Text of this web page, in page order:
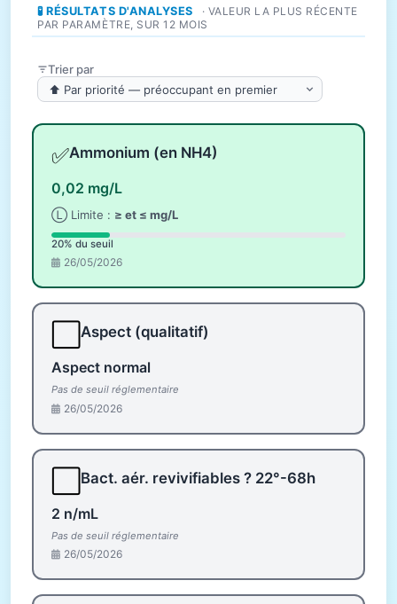
🧪 RÉSULTATS D'ANALYSES
· VALEUR LA PLUS RÉCENTE
PAR PARAMÈTRE, SUR 12 MOIS
Trier par
✅Ammonium (en NH4)
0,02 mg/L
Ⓛ Limite : ≥ et ≤ mg/L
20% du seuil
26/05/2026
Aspect (qualitatif)
Aspect normal
Pas de seuil réglementaire
26/05/2026
Bact. aér. revivifiables ? 22°-68h
2 n/mL
Pas de seuil réglementaire
26/05/2026